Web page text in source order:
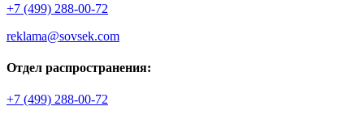
+7 (499) 288-00-72
reklama@sovsek.com
Отдел распространения:
+7 (499) 288-00-72